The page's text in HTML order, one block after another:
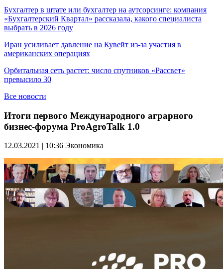
Бухгалтер в штате или бухгалтер на аутсорсинге: компания
«Бухгалтерский Квартал» рассказала, какого специалиста
выбрать в 2026 году
Иран усиливает давление на Кувейт из-за участия в
американских операциях
Орбитальная сеть растет: число спутников «Рассвет»
превысило 30
Все новости
Итоги первого Международного аграрного
бизнес-форума ProAgroTalk 1.0
12.03.2021 | 10:36 Экономика